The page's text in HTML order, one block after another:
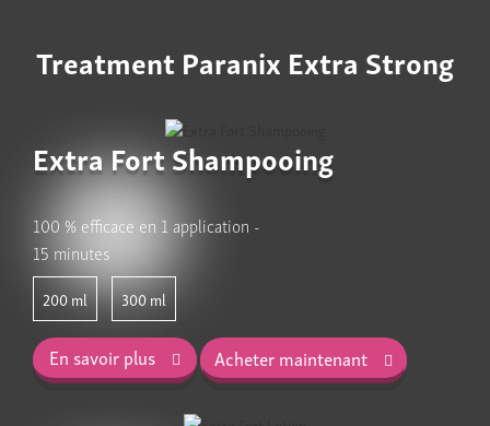
Treatment Paranix Extra Strong
Extra Fort Shampooing
100 % efficace en 1 application -
15 minutes
200 300
En savoir plus Acheter maintenant